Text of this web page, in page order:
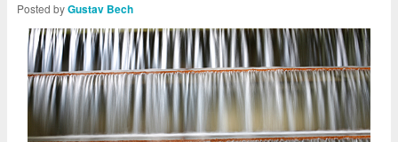
Posted byGustav Bech